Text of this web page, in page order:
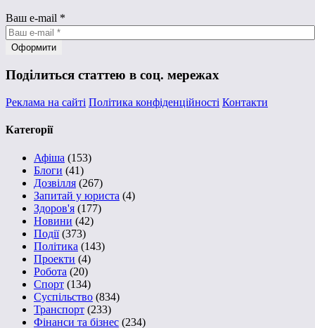
Ваш e-mail *
Поділиться статтею в соц. мережах
Реклама на сайті Політика конфіденційності Контакти
Категорії
Афіша (153)
Блоги (41)
Дозвілля (267)
Запитай у юриста (4)
Здоров'я (177)
Новини (42)
Події(373)
Політика (143)
Проекти (4)
Робота (20)
Спорт (134)
Суспільство (834)
Транспорт (233)
Фінанси та бізнес (234)